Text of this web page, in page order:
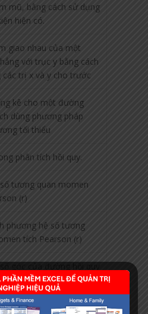
mũ, bằng cách sử dụng
hiện có.
giao nhau của một
với trục y bằng cách
các trị x và y cho trước
kê cho một đường
dùng phương pháp
tối thiểu
phân tích hồi quy.
tương quan momen
(r)
phương hệ số tương
tích Pearson (r)
thông qua các điềm dữ